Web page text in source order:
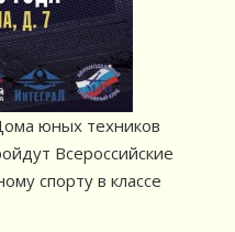
юных техников
Всероссийские
спорту в классе